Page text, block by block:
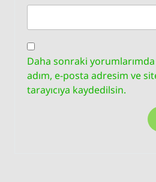
Daha sonraki yorumlarımda
adım, e-posta adresim ve
tarayıcıya kaydedilsin.